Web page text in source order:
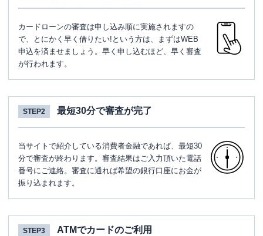
カードローンの審査は申し込み順に実施されますの
で、とにかく早く借りたい!という方は、まずはWEB
申込を済ませましょう。早く申し込むほど、早く審査
が行われます。
STEP2 最短30分で審査が完了
当サイトで紹介している消費者金融であれば、最短30
分で審査が終わります。審査結果はご入力頂いた電話
番号にご連絡。審査に通れば希望の銀行口座にお金が
振り込まれます。
STEP3 ATMでカードのご利用